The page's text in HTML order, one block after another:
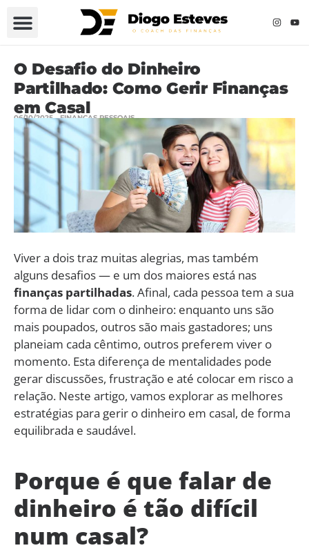
O Desafio do Dinheiro
Partilhado: Como Gerir Finanças
em Casal
06/10/2025 FINANÇAS PESSOAIS
Viver a dois traz muitas alegrias, mas também
alguns desafios — e um dos maiores está nas
finanças partilhadas. Afinal, cada pessoa tem a sua
forma de lidar com o dinheiro: enquanto uns são
mais poupados, outros são mais gastadores; uns
planeiam cada cêntimo, outros preferem viver o
momento. Esta diferença de mentalidades pode
gerar discussões, frustração e até colocar em risco a
relação. Neste artigo, vamos explorar as melhores
estratégias para gerir o dinheiro em casal, de forma
equilibrada e saudável.
Porque é que falar de
dinheiro é tão difícil
num casal?